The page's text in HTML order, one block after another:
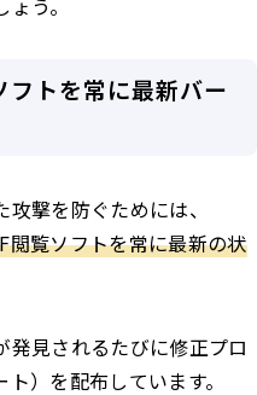
トを常に最新バー
撃を防ぐためには、
覧ソフトを常に最新の状
発見されるたびに修正プロ
）を配布しています。